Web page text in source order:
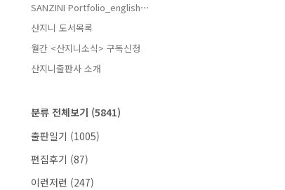
SANZINI Portfolio_english⋯
산지니 도서목록
월간 <산지니소식> 구독신청
산지니출판사 소개
분류 전체보기 (5841)
출판일기 (1005)
편집후기 (87)
이런저런 (247)